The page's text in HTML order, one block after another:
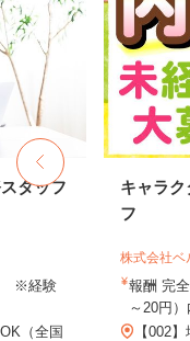
タッフ
※経験
（全国
キャラ
フ
株式会社ベ
報酬 完
～20円）
【002